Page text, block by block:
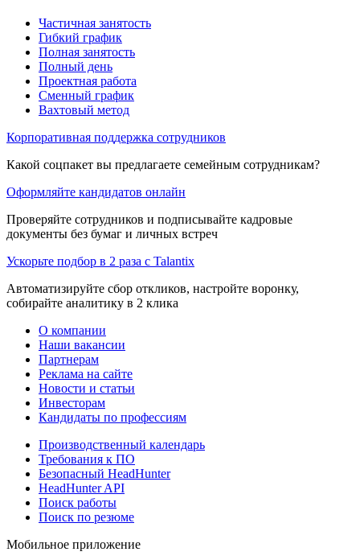
Частичная занятость
Гибкий график
Полная занятость
Полный день
Проектная работа
Сменный график
Вахтовый метод
Корпоративная поддержка сотрудников
Какой соцпакет вы предлагаете семейным сотрудникам?
Оформляйте кандидатов онлайн
Проверяйте сотрудников и подписывайте кадровые
документы без бумаг и личных встреч
Ускорьте подбор в 2 раза с Talantix
Автоматизируйте сбор откликов, настройте воронку,
собирайте аналитику в 2 клика
О компании
Наши вакансии
Партнерам
Реклама на сайте
Новости и статьи
Инвесторам
Кандидаты по профессиям
Производственный календарь
Требования к ПО
Безопасный HeadHunter
HeadHunter API
Поиск работы
Поиск по резюме
Мобильное приложение